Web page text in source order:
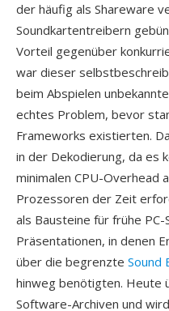
der häufig als Shareware
Soundkartentreibern
Vorteil gegenüber
war dieser
beim Abspielen
echtes Problem, bevor
Frameworks existierten.
in der Dekodierung, da es
minimalen CPU-Overhead
Prozessoren der Zeit
als Bausteine für frühe
Präsentationen, in denen
über die begrenzte Sound
hinweg benötigten. Heute
Software-Archiven und